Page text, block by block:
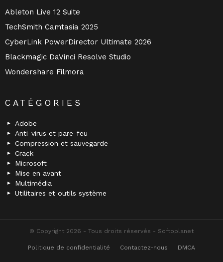
Ableton Live 12 Suite
TechSmith Camtasia 2025
CyberLink PowerDirector Ultimate 2026
Blackmagic DaVinci Resolve Studio
Wondershare Filmora
CATÉGORIES
Adobe
Anti-virus et pare-feu
Compression et sauvegarde
Crack
Microsoft
Mise en avant
Multimédia
Utilitaires et outils système
© Copyright 2026 - Tous droits réservés - Softoplanet
Politique de confidentialité Contactez-nous DMCA